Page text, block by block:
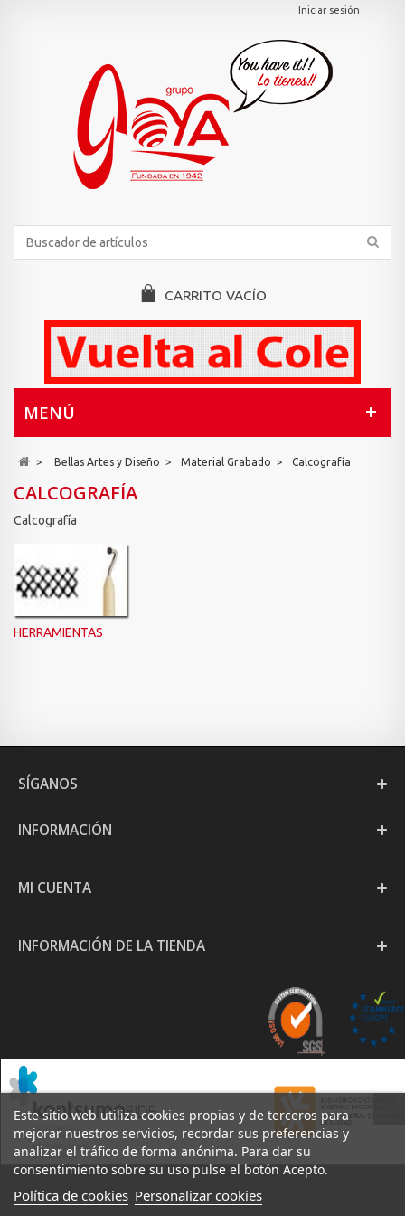
Iniciar sesión
CARRITO VACÍO
MENÚ
> Bellas Artes y Diseño > Material Grabado > Calcografía
CALCOGRAFÍA
Calcografía
HERRAMIENTAS
Este sitio web utiliza cookies propias y de terceros para
mejorar nuestros servicios, recordar sus preferencias y
analizar el tráfico de forma anónima. Para dar su
consentimiento sobre su uso pulse el botón Acepto.
Política de cookies Personalizar cookies
SÍGANOS
INFORMACIÓN
MI CUENTA
INFORMACIÓN DE LA TIENDA